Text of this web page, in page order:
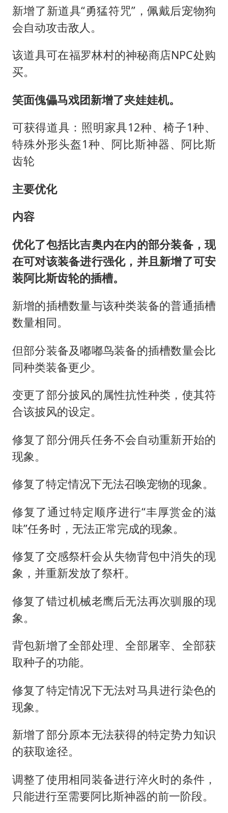
新增了新道具“勇猛符咒”，佩戴后宠物狗
会自动攻击敌人。
该道具可在福罗林村的神秘商店NPC处购
买。
笑面傀儡马戏团新增了夹娃娃机。
可获得道具：照明家具12种、椅子1种、
特殊外形头盔1种、阿比斯神器、阿比斯
齿轮
主要优化
内容
优化了包括比吉奥内在内的部分装备，现
在可对该装备进行强化，并且新增了可安
装阿比斯齿轮的插槽。
新增的插槽数量与该种类装备的普通插槽
数量相同。
但部分装备及嘟嘟鸟装备的插槽数量会比
同种类装备更少。
变更了部分披风的属性抗性种类，使其符
合该披风的设定。
修复了部分佣兵任务不会自动重新开始的
现象。
修复了特定情况下无法召唤宠物的现象。
修复了通过特定顺序进行“丰厚赏金的滋
味”任务时，无法正常完成的现象。
修复了交感祭杆会从失物背包中消失的现
象，并重新发放了祭杆。
修复了错过机械老鹰后无法再次驯服的现
象。
背包新增了全部处理、全部屠宰、全部获
取种子的功能。
修复了特定情况下无法对马具进行染色的
现象。
新增了部分原本无法获得的特定势力知识
的获取途径。
调整了使用相同装备进行淬火时的条件，
只能进行至需要阿比斯神器的前一阶段。